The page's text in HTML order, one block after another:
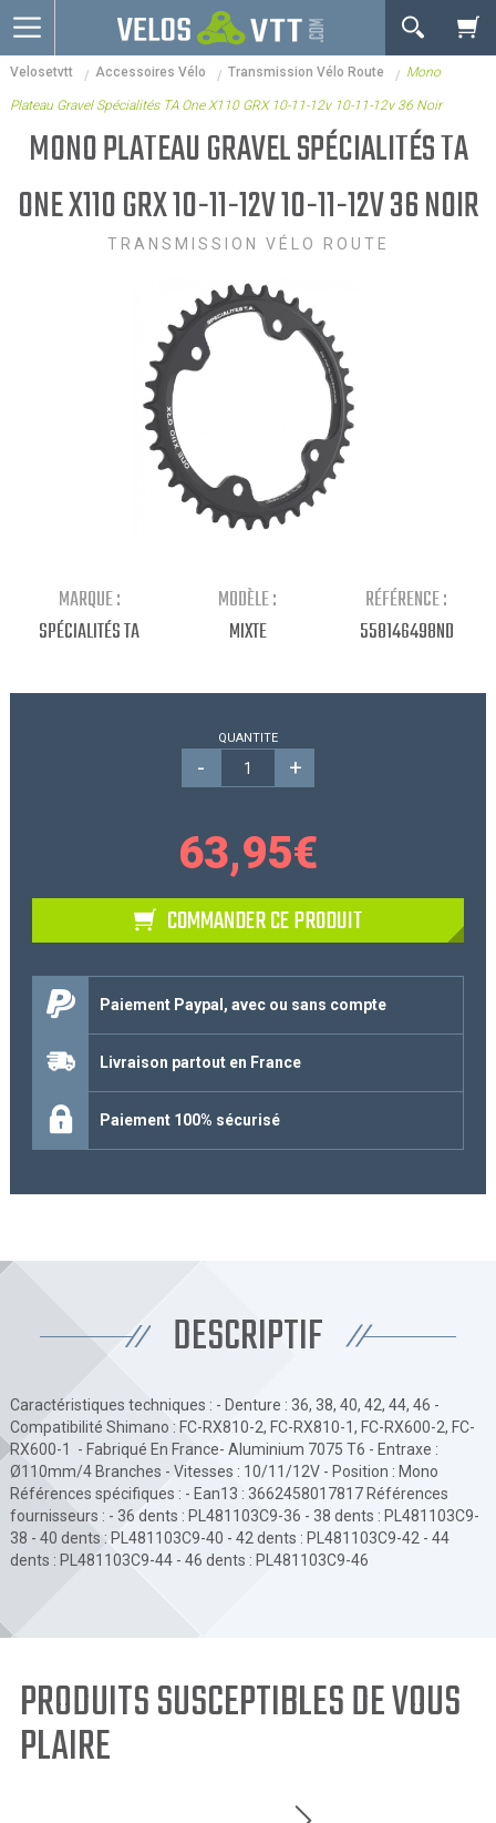
OK
Connexion / inscription
VTT
Vélos electriques
Vélos urbains & Fitness
Votre Panier Est Désert
Votre panier est là pour vous servir. Donnez-lui un
but ! C'est un lieu temporaire où est stockée une
liste de vos produits et où se reflète le prix le plus
récent...
Continuer mes achats
Velosetvtt Accessoires Vélo Transmission Vélo Route Mono
Plateau Gravel Spécialités TA One X110 GRX 10-11-12v 10-11-12v 36 Noir
MONO PLATEAU GRAVEL SPÉCIALITÉS TA
ONE X110 GRX 10-11-12V 10-11-12V 36 NOIR
TRANSMISSION VÉLO ROUTE
MARQUE :
SPÉCIALITÉS TA
MODÈLE :
MIXTE
RÉFÉRENCE :
558146498ND
QUANTITE
- +
63,95€
COMMANDER CE PRODUIT
Paiement Paypal, avec ou sans compte
Livraison partout en France
Paiement 100% sécurisé
DESCRIPTIF
Caractéristiques techniques : - Denture : 36, 38, 40, 42, 44, 46 -
Compatibilité Shimano : FC-RX810-2, FC-RX810-1, FC-RX600-2, FC-
RX600-1 - Fabriqué En France- Aluminium 7075 T6 - Entraxe :
Ø110mm/4 Branches - Vitesses : 10/11/12V - Position : Mono
Références spécifiques : - Ean13 : 3662458017817 Références
fournisseurs : - 36 dents : PL481103C9-36 - 38 dents : PL481103C9-
38 - 40 dents : PL481103C9-40 - 42 dents : PL481103C9-42 - 44
dents : PL481103C9-44 - 46 dents : PL481103C9-46
PRODUITS SUSCEPTIBLES DE VOUS
PLAIRE